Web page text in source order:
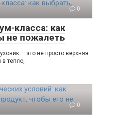
0
класса: как
не пожалеть
— это не просто верхняя
тепло,
0